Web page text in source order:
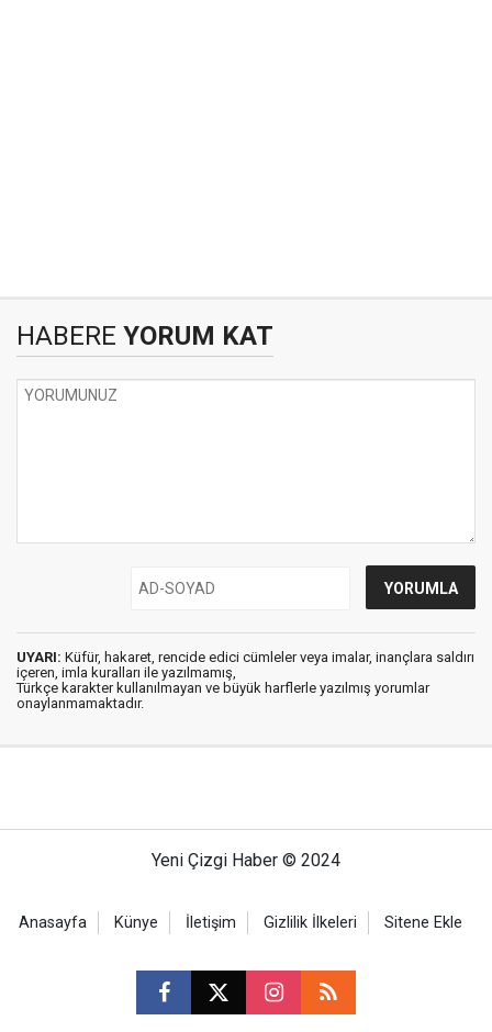
HABERE YORUM KAT
UYARI: Küfür, hakaret, rencide edici cümleler veya imalar, inançlara saldırı
içeren, imla kuralları ile yazılmamış,
Türkçe karakter kullanılmayan ve büyük harflerle yazılmış yorumlar
onaylanmamaktadır.
Yeni Çizgi Haber © 2024
Anasayfa Künye İletişim Gizlilik İlkeleri Sitene Ekle